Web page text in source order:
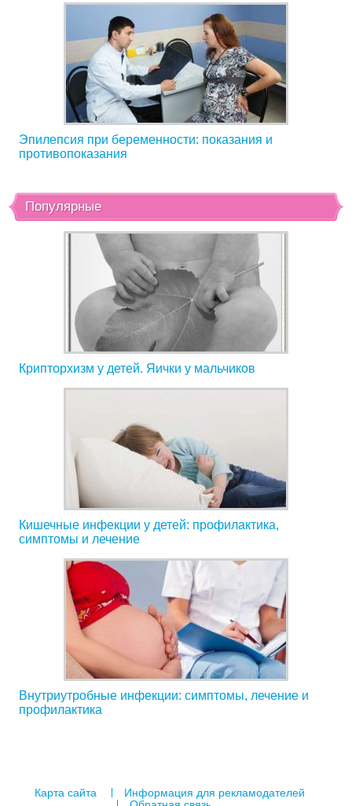
Эпилепсия при беременности: показания и
противопоказания
Популярные
Крипторхизм у детей. Яички у мальчиков
Кишечные инфекции у детей: профилактика,
симптомы и лечение
Внутриутробные инфекции: симптомы, лечение и
профилактика
Карта сайта
Информация для рекламодателей